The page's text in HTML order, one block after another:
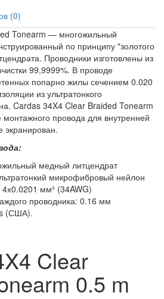
(0)
Tonearm — многожильный
по принципу "золотого
Проводники изготовлены из
99,9999%. В проводе
попарно жилы сечением 0.020
из ультратонкого
Cardas 34X4 Clear Braided Tonearm
монтажного провода для внутренней
экранирован.
медный литцендрат
микрофибровый нейлон
мм² (34AWG)
проводника: 0.16 мм
(США).
Clear
0.5 m